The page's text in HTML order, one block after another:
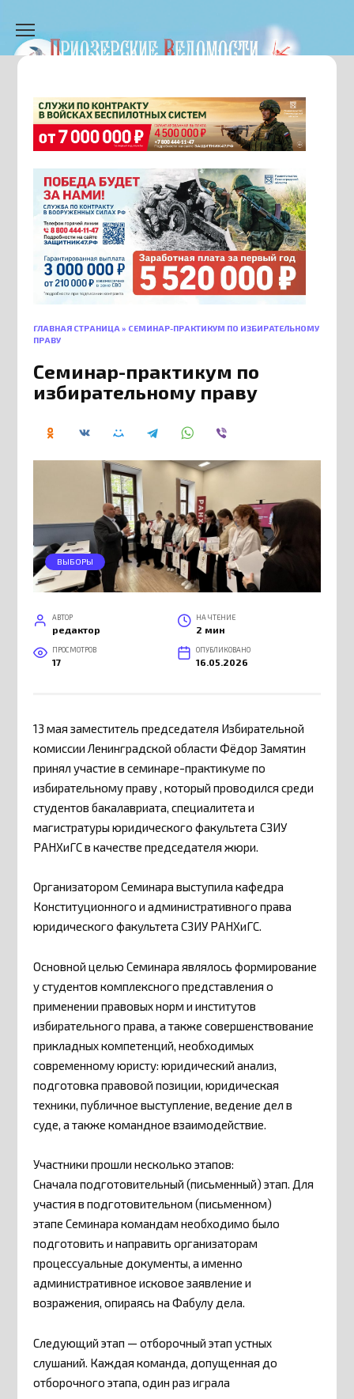
содержанию
ГЛАВНАЯ СТРАНИЦА » СЕМИНАР-ПРАКТИКУМ ПО ИЗБИРАТЕЛЬНОМУ
ПРАВУ
Семинар-практикум по
избирательному праву
ВЫБОРЫ
АВТОР
редактор
НА ЧТЕНИЕ
2 мин
ПРОСМОТРОВ
17
ОПУБЛИКОВАНО
16.05.2026
13 мая заместитель председателя Избирательной
комиссии Ленинградской области Фёдор Замятин
принял участие в семинаре-практикуме по
избирательному праву , который проводился среди
студентов бакалавриата, специалитета и
магистратуры юридического факультета СЗИУ
РАНХиГС в качестве председателя жюри.
Организатором Семинара выступила кафедра
Конституционного и административного права
юридического факультета СЗИУ РАНХиГС.
Основной целью Семинара являлось формирование
у студентов комплексного представления о
применении правовых норм и институтов
избирательного права, а также совершенствование
прикладных компетенций, необходимых
современному юристу: юридический анализ,
подготовка правовой позиции, юридическая
техники, публичное выступление, ведение дел в
суде, а также командное взаимодействие.
Участники прошли несколько этапов:
Сначала подготовительный (письменный) этап. Для
участия в подготовительном (письменном)
этапе Семинара командам необходимо было
подготовить и направить организаторам
процессуальные документы, а именно
административное исковое заявление и
возражения, опираясь на Фабулу дела.
Следующий этап — отборочный этап устных
слушаний. Каждая команда, допущенная до
отборочного этапа, один раз играла